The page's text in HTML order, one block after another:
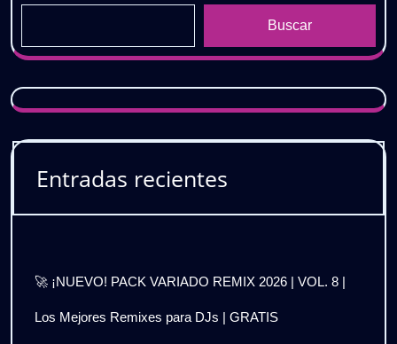
Buscar
Entradas recientes
🚀 ¡NUEVO! PACK VARIADO REMIX 2026 | VOL. 8 |
Los Mejores Remixes para DJs | GRATIS